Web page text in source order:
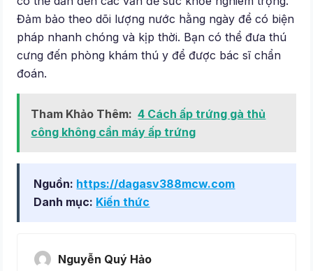
Đảm bảo theo dõi lượng nước hằng ngày để có biện
pháp nhanh chóng và kịp thời. Bạn có thể đưa thú
cưng đến phòng khám thú y để được bác sĩ chẩn
đoán.
Tham Khảo Thêm: 4 Cách ấp trứng gà thủ
công không cần máy ấp trứng
Nguồn: https://dagasv388mcw.com
Danh mục: Kiến thức
Nguyễn Quý Hảo